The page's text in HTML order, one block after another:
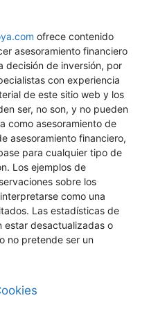
ofrece contenido
asesoramiento financiero
decisión de inversión, por
con experiencia
de este sitio web y los
ser, no son, y no pueden
como asesoramiento de
asesoramiento financiero,
para cualquier tipo de
Los ejemplos de
sobre los
como una
Las estadísticas de
estar desactualizadas o
no pretende ser un